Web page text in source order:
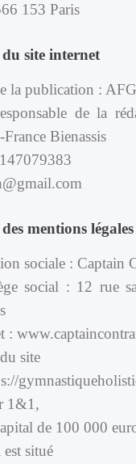
153 Paris
site internet
la publication :
de la
Bienassis
mentions légales
sociale : Captain
social : 12 rue
:
site
1&1,
de 100 000
est situé